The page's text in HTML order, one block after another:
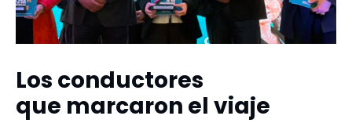
Los conductores
que marcaron el viaje